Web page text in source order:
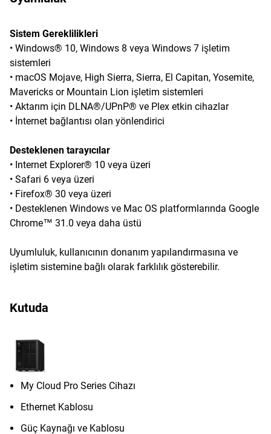
Sistem Gereklilikleri
• Windows® 10, Windows 8 veya Windows 7 işletim
sistemleri
• macOS Mojave, High Sierra, Sierra, El Capitan, Yosemite,
Mavericks or Mountain Lion işletim sistemleri
• Aktarım için DLNA®/UPnP® ve Plex etkin cihazlar
• İnternet bağlantısı olan yönlendirici
Desteklenen tarayıcılar
• Internet Explorer® 10 veya üzeri
• Safari 6 veya üzeri
• Firefox® 30 veya üzeri
• Desteklenen Windows ve Mac OS platformlarında Google
Chrome™ 31.0 veya daha üstü
Uyumluluk, kullanıcının donanım yapılandırmasına ve
işletim sistemine bağlı olarak farklılık gösterebilir.
Kutuda
My Cloud Pro Series Cihazı
Ethernet Kablosu
Güç Kaynağı ve Kablosu